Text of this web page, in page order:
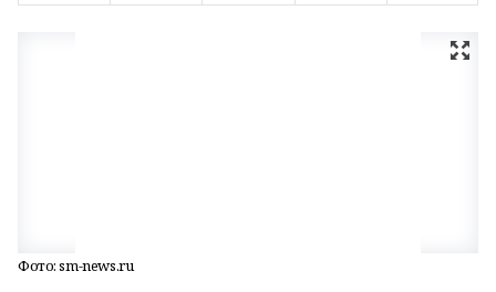
Фото: sm-news.ru